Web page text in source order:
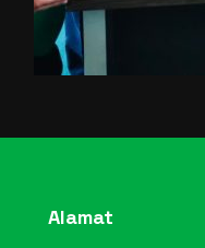
Alamat